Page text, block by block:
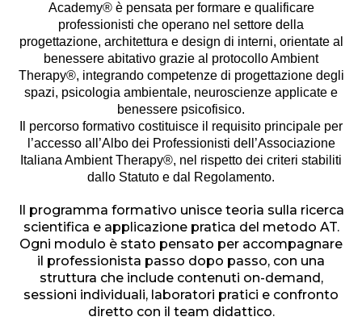
Academy® è pensata per formare e qualificare
professionisti che operano nel settore della
progettazione, architettura e design di interni, orientate al
benessere abitativo grazie al protocollo Ambient
Therapy®, integrando competenze di progettazione degli
spazi, psicologia ambientale, neuroscienze applicate e
benessere psicofisico.
Il percorso formativo costituisce il requisito principale per
l’accesso all’Albo dei Professionisti dell’Associazione
Italiana Ambient Therapy®, nel rispetto dei criteri stabiliti
dallo Statuto e dal Regolamento.
Il programma formativo unisce teoria sulla ricerca
scientifica e applicazione pratica del metodo AT.
Ogni modulo è stato pensato per accompagnare
il professionista passo dopo passo, con una
struttura che include contenuti on-demand,
sessioni individuali, laboratori pratici e confronto
diretto con il team didattico.